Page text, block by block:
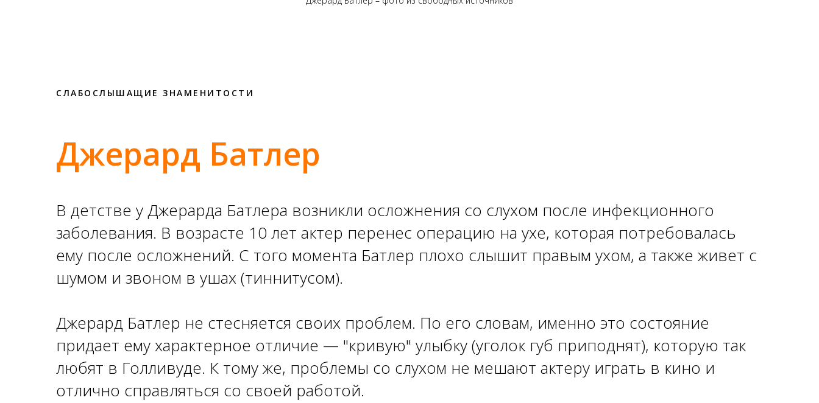
СЛАБОСЛЫШАЩИЕ ЗНАМЕНИТОСТИ
Джерард Батлер
В детстве у Джерарда Батлера возникли осложнения со слухом после инфекционного
заболевания. В возрасте 10 лет актер перенес операцию на ухе, которая потребовалась
ему после осложнений. С того момента Батлер плохо слышит правым ухом, а также живет с
шумом и звоном в ушах (тиннитусом).
Джерард Батлер не стесняется своих проблем. По его словам, именно это состояние
придает ему характерное отличие — "кривую" улыбку (уголок губ приподнят), которую так
любят в Голливуде. К тому же, проблемы со слухом не мешают актеру играть в кино и
отлично справляться со своей работой.